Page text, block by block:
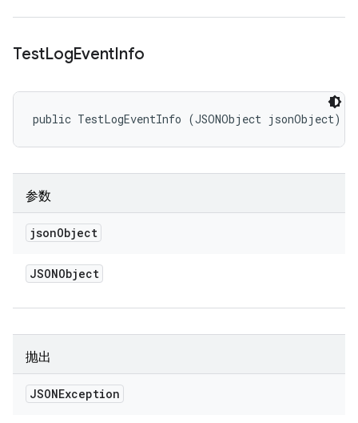
TestLogEventInfo
public TestLogEventInfo (JSONObject jsonObject)
参数
jsonObject
JSONObject
抛出
JSONException